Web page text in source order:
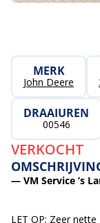
MERK
John Deere
DRAAIUREN
00546
VERKOCHT
— VM Service ’s
LET OP; Zeer nette